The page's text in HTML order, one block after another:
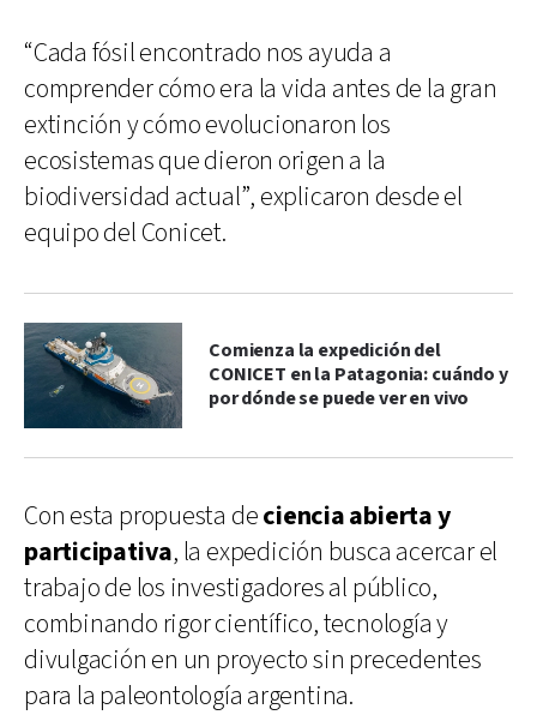
“Cada fósil encontrado nos ayuda a
comprender cómo era la vida antes de la gran
extinción y cómo evolucionaron los
ecosistemas que dieron origen a la
biodiversidad actual”, explicaron desde el
equipo del Conicet.
Comienza la expedición del
CONICET en la Patagonia: cuándo y
por dónde se puede ver en vivo
Con esta propuesta deciencia abierta y
participativa, la expedición busca acercar el
trabajo de los investigadores al público,
combinando rigor científico, tecnología y
divulgación en un proyecto sin precedentes
para la paleontología argentina.